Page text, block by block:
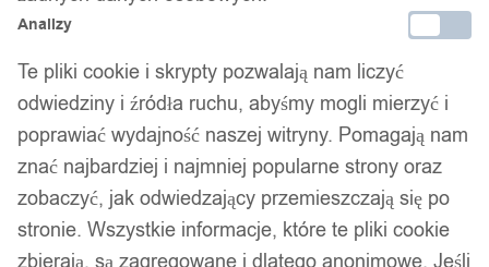
Analizy
Te pliki cookie i skrypty pozwalają nam liczyć
odwiedziny i źródła ruchu, abyśmy mogli mierzyć i
poprawiać wydajność naszej witryny. Pomagają nam
znać najbardziej i najmniej popularne strony oraz
zobaczyć, jak odwiedzający przemieszczają się po
stronie. Wszystkie informacje, które te pliki cookie